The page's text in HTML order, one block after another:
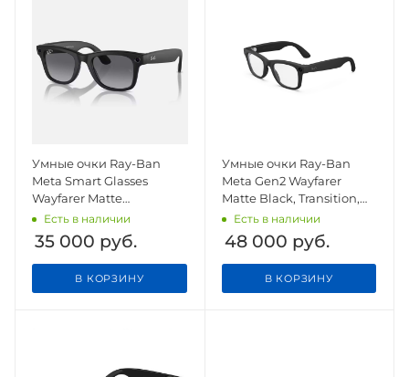
Умные очки Ray-Ban
Meta Smart Glasses
Wayfarer Matte
Black/Polar Gradient
Graphite
Есть в наличии
35 000 руб.
В КОРЗИНУ
Умные очки Ray-Ban
Meta Gen2 Wayfarer
Matte Black, Transition,
lenses Clear/ Gray
Есть в наличии
48 000 руб.
В КОРЗИНУ